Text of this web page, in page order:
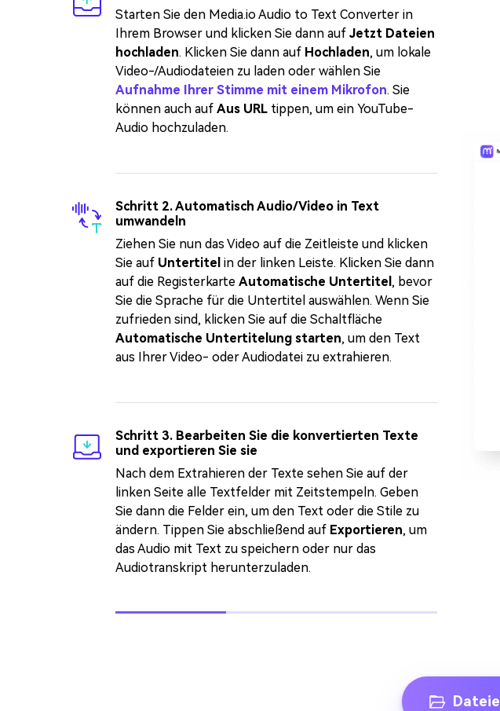
Starten Sie den Media.io Audio to Text Converter in
Ihrem Browser und klicken Sie dann auf Jetzt Dateien
hochladen. Klicken Sie dann auf Hochladen, um lokale
Video-/Audiodateien zu laden oder wählen Sie
Aufnahme Ihrer Stimme mit einem Mikrofon. Sie
können auch auf Aus URL tippen, um ein YouTube-
Audio hochzuladen.
Schritt 2. Automatisch Audio/Video in Text
umwandeln
Ziehen Sie nun das Video auf die Zeitleiste und klicken
Sie auf Untertitel in der linken Leiste. Klicken Sie dann
auf die Registerkarte Automatische Untertitel , bevor
Sie die Sprache für die Untertitel auswählen. Wenn Sie
zufrieden sind, klicken Sie auf die Schaltfläche
Automatische Untertitelung starten, um den Text
aus Ihrer Video- oder Audiodatei zu extrahieren.
Schritt 3. Bearbeiten Sie die konvertierten Texte
und exportieren Sie sie
Nach dem Extrahieren der Texte sehen Sie auf der
linken Seite alle Textfelder mit Zeitstempeln. Geben
Sie dann die Felder ein, um den Text oder die Stile zu
ändern. Tippen Sie abschließend auf Exportieren, um
das Audio mit Text zu speichern oder nur das
Audiotranskript herunterzuladen.